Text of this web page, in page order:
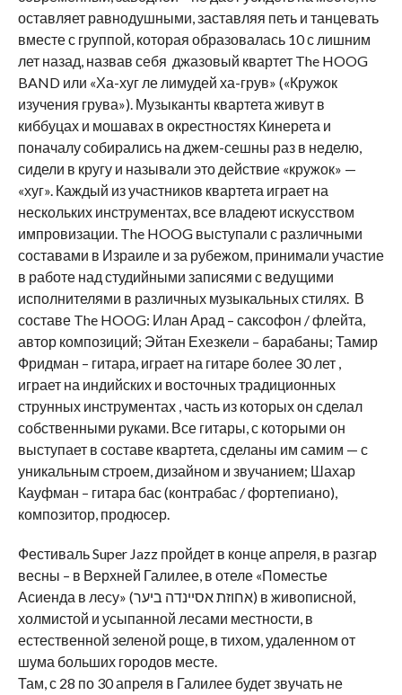
оставляет равнодушными, заставляя петь и танцевать
вместе с группой, которая образовалась 10 с лишним
лет назад, назвав себя джазовый квартет The HOOG
BAND или «Ха-хуг ле лимудей ха-грув» («Кружок
изучения грува»). Музыканты квартета живут в
киббуцах и мошавах в окрестностях Кинерета и
поначалу собирались на джем-сешны раз в неделю,
сидели в кругу и называли это действие «кружок» —
«хуг». Каждый из участников квартета играет на
нескольких инструментах, все владеют искусством
импровизации. The HOOG выступали с различными
составами в Израиле и за рубежом, принимали участие
в работе над студийными записями с ведущими
исполнителями в различных музыкальных стилях. В
составе The HOOG: Илан Арад – саксофон / флейта,
автор композиций; Эйтан Ехезкели – барабаны; Тамир
Фридман – гитара, играет на гитаре более 30 лет ,
играет на индийских и восточных традиционных
струнных инструментах , часть из которых он сделал
собственными руками. Все гитары, с которыми он
выступает в составе квартета, сделаны им самим — с
уникальным строем, дизайном и звучанием; Шахар
Кауфман – гитара бас (контрабас / фортепиано),
композитор, продюсер.
Фестиваль Super Jazz пройдет в конце апреля, в разгар
весны – в Верхней Галилее, в отеле «Поместье
Асиенда в лесу» (אחוזת אסיינדה ביער) в живописной,
холмистой и усыпанной лесами местности, в
естественной зеленой роще, в тихом, удаленном от
шума больших городов месте.
Там, с 28 по 30 апреля в Галилее будет звучать не